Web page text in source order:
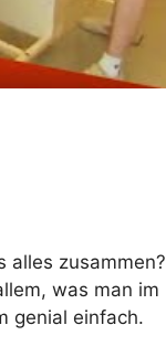
alles zusammen?
was man im
genial einfach.